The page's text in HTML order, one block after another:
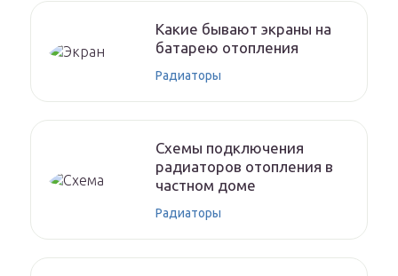
Какие бывают экраны на
батарею отопления
Радиаторы
Схемы подключения
радиаторов отопления в
частном доме
Радиаторы